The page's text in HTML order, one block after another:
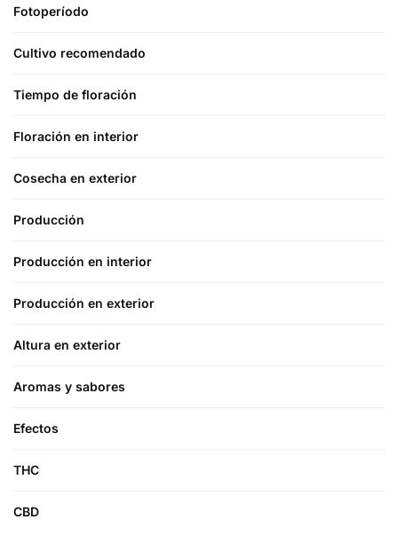
Fotoperíodo
Cultivo recomendado
Tiempo de floración
Floración en interior
Cosecha en exterior
Producción
Producción en interior
Producción en exterior
Altura en exterior
Aromas y sabores
Efectos
THC
CBD